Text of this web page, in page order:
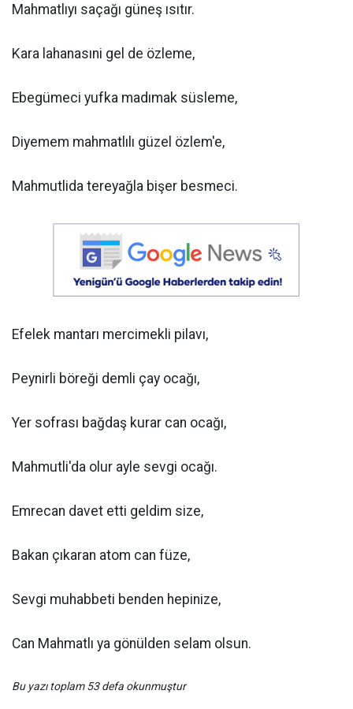
Mahmatlıyı saçağı güneş ısıtır.
Kara lahanasıni gel de özleme,
Ebegümeci yufka madımak süsleme,
Diyemem mahmatlılı güzel özlem'e,
Mahmutlida tereyağla bişer besmeci.
Efelek mantarı mercimekli pilavı,
Peynirli böreği demli çay ocağı,
Yer sofrası bağdaş kurar can ocağı,
Mahmutli'da olur ayle sevgi ocağı.
Emrecan davet etti geldim size,
Bakan çıkaran atom can füze,
Sevgi muhabbeti benden hepinize,
Can Mahmatlı ya gönülden selam olsun.
Bu yazı toplam 53 defa okunmuştur